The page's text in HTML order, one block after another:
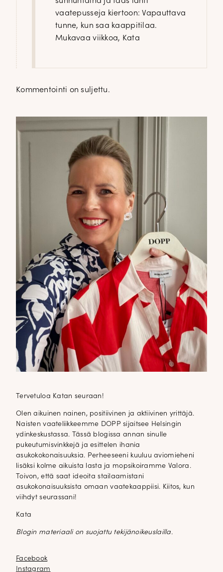
vaatepusseja kiertoon: Vapauttava
tunne, kun saa kaappitilaa.
Mukavaa viikkoa, Kata
Kommentointi on suljettu.
Tervetuloa Katan seuraan!
Olen aikuinen nainen, positiivinen ja aktiivinen yrittäjä.
Naisten vaateliikkeemme DOPP sijaitsee Helsingin
ydinkeskustassa. Tässä blogissa annan sinulle
pukeutumisvinkkejä ja esittelen ihania
asukokokonaisuuksia. Perheeseeni kuuluu aviomieheni
lisäksi kolme aikuista lasta ja mopsikoiramme Valora.
Toivon, että saat ideoita stailaamistani
asukokonaisuuksista omaan vaatekaappiisi. Kiitos, kun
viihdyt seurassani!
Kata
Blogin materiaali on suojattu tekijänoikeuslailla.
Facebook
Facebook
Instagram
Instagram